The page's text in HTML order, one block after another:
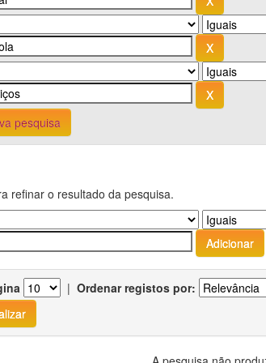
pesquisa
refinar o resultado da pesquisa.
| Ordenar registos por: